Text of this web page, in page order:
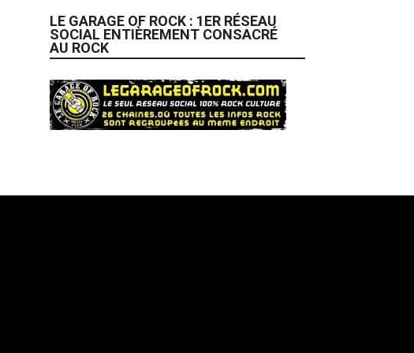
LE GARAGE OF ROCK : 1ER RÉSEAU
SOCIAL ENTIÈREMENT CONSACRÉ
AU ROCK